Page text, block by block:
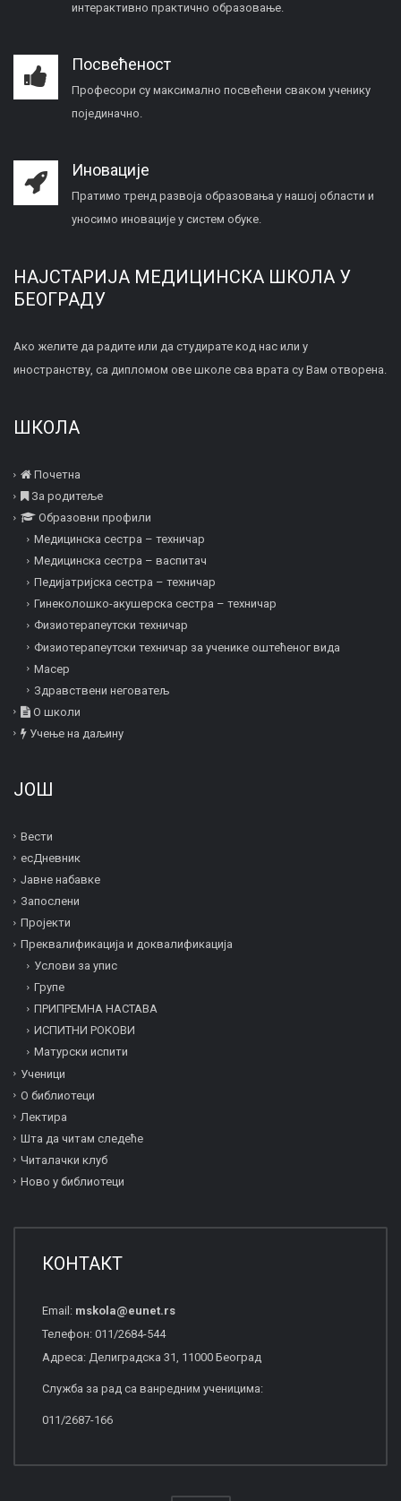
интерактивно практично образовање.
Посвећеност
Професори су максимално посвећени сваком ученику
појединачно.
Иновације
Пратимо тренд развоја образовања у нашој области и
уносимо иновације у систем обуке.
НАЈСТАРИЈА МЕДИЦИНСКА ШКОЛА У
БЕОГРАДУ
Ако желите да радите или да студирате код нас или у
иностранству, са дипломом ове школе сва врата су Вам отворена.
ШКОЛА
Почетна
За родитеље
Образовни профили
Медицинска сестра – техничар
Медицинска сестра – васпитач
Педијатријска сестра – техничар
Гинеколошко-акушерска сестра – техничар
Физиотерапеутски техничар
Физиотерапеутски техничар за ученике оштећеног вида
Mасер
Здравствени неговатељ
О школи
Учење на даљину
ЈОШ
Вести
есДневник
Јавне набавке
Запослени
Пројекти
Преквалификација и дoквалификација
Услови за упис
Групе
ПРИПРЕМНА НАСТАВА
ИСПИТНИ РОКОВИ
Матурски испити
Ученици
О библиотеци
Лектира
Шта да читам следеће
Читалачки клуб
Ново у библиотеци
КОНТАКТ
Email: mskola@eunet.rs
Телефон: 011/2684-544
Адреса: Делиградска 31, 11000 Београд
Служба за рад са ванредним ученицима:
011/2687-166